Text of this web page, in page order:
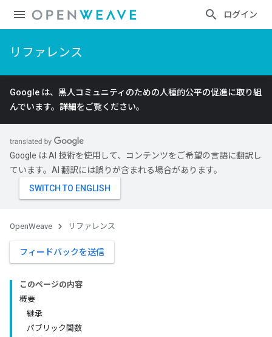
ログイン
リファレンス
Google は、黒人コミュニティのための人種的公平の促進に取り組
んでいます。 詳細をご覧ください。
Google は AI 技術を使用して、コンテンツをご希望の言語に翻訳し
ています。AI 翻訳には誤りが含まれる場合があります。
OpenWeave リファレンス
フィードバックを送信
このページの内容
概要
継承
パブリック関数